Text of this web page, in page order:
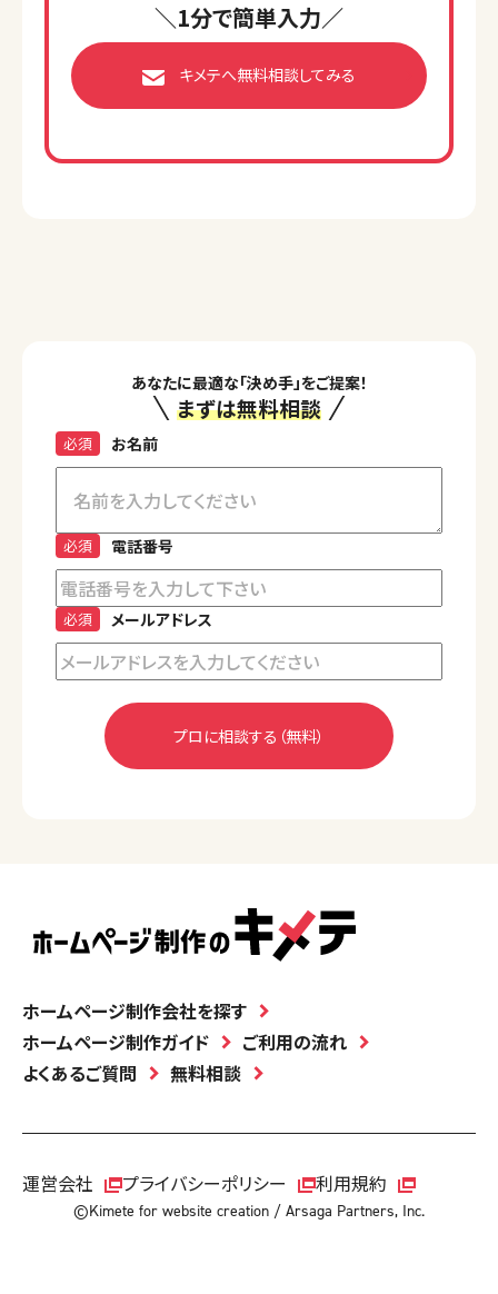
＼1分で簡単入力／
キメテへ無料相談してみる
あなたに最適な「決め手」をご提案！
まずは無料相談
お名前
必須
電話番号
必須
メールアドレス
必須
ホームページ制作会社を探す
ホームページ制作ガイド
ご利用の流れ
よくあるご質問
無料相談
運営会社 プライバシーポリシー 利用規約
©Kimete for website creation / Arsaga Partners, Inc.